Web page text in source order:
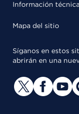
Información técnica
Mapa del sitio
Síganos en estos
abrirán en una